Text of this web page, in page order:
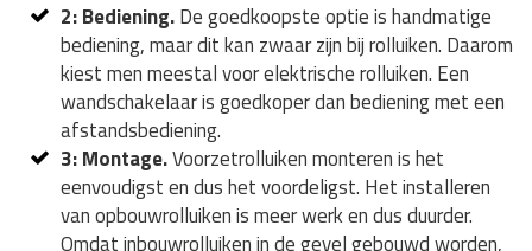
2: Bediening.De goedkoopste optie is handmatige
bediening, maar dit kan zwaar zijn bij rolluiken. Daarom
kiest men meestal voor elektrische rolluiken. Een
wandschakelaar is goedkoper dan bediening met een
afstandsbediening.
3: Montage.Voorzetrolluiken monteren is het
eenvoudigst en dus het voordeligst. Het installeren
van opbouwrolluiken is meer werk en dus duurder.
Omdat inbouwrolluiken in de gevel gebouwd worden,